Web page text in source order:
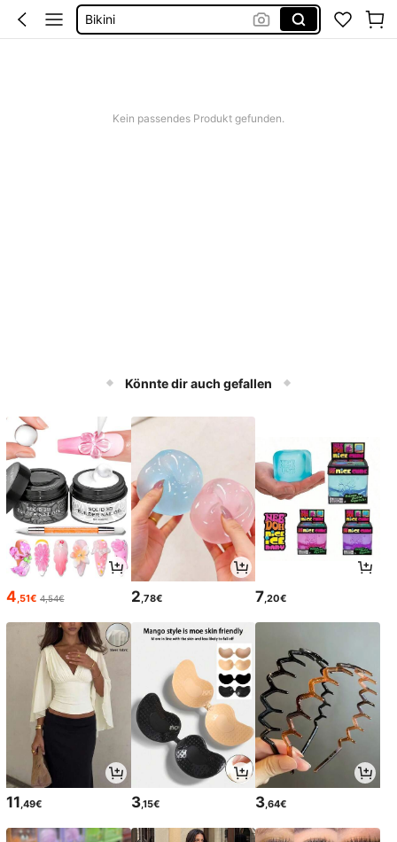
Kleid Baumwolle
Kein passendes Produkt gefunden.
Könnte dir auch gefallen
4 ,51€ 4,54€ 2 ,78€ 7 ,20€
11,49€ 3,15€ 3,64€